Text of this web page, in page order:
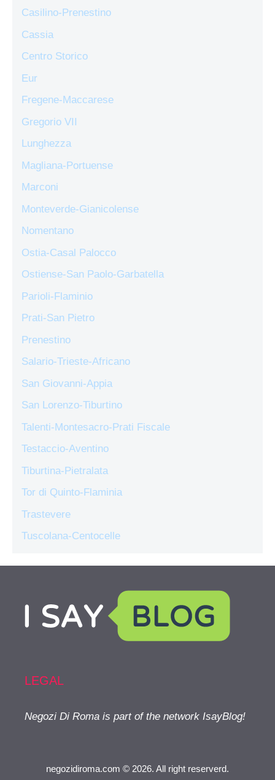
Casilino-Prenestino
Cassia
Centro Storico
Eur
Fregene-Maccarese
Gregorio VII
Lunghezza
Magliana-Portuense
Marconi
Monteverde-Gianicolense
Nomentano
Ostia-Casal Palocco
Ostiense-San Paolo-Garbatella
Parioli-Flaminio
Prati-San Pietro
Prenestino
Salario-Trieste-Africano
San Giovanni-Appia
San Lorenzo-Tiburtino
Talenti-Montesacro-Prati Fiscale
Testaccio-Aventino
Tiburtina-Pietralata
Tor di Quinto-Flaminia
Trastevere
Tuscolana-Centocelle
LEGAL
Negozi Di Roma is part of the network IsayBlog!
negozidiroma.com © 2026. All right reserverd.